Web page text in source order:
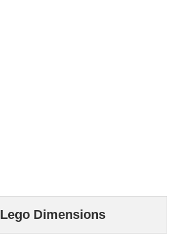
Lego Dimensions